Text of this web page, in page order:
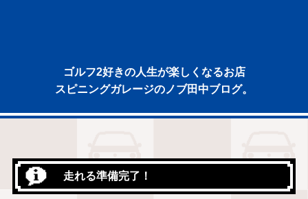
ゴルフ2好きの人生が楽しくなるお店
スピニングガレージのノブ田中ブログ。
走れる準備完了！